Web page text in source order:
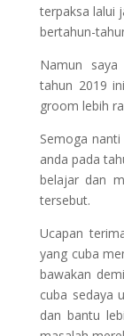
terpaksa lalui
bertahun-
Namun
tahun 2019
groom lebih
Semoga
anda pada
belajar dan
tersebut.
Ucapan
yang cuba
bawakan
cuba sedaya
dan bantu